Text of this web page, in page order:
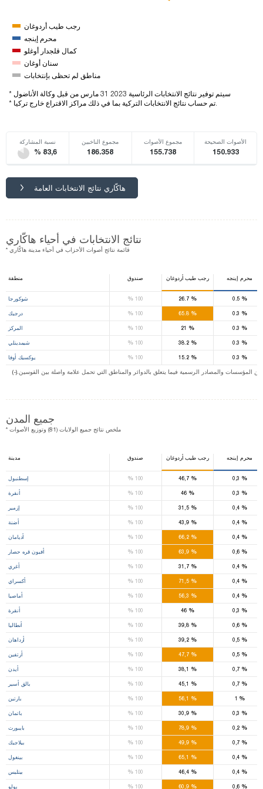
رجب طيب أردوغان
محرم إينجه
كمال قلجدار أوغلو
سنان أوغان
مناطق لم تحظى بإنتخابات
* سيتم توفير نتائج الانتخابات الرئاسية 2023 31 مارس من قبل وكالة الأناضول
* تم حساب نتائج الانتخابات التركية بما في ذلك مراكز الاقتراع خارج تركيا.
نسبة المشاركة
% 83,6
مجموع الناخبين
186.358
مجموع الأصوات
155.738
الأصوات الصحيحة
150.933
هاكّاري نتائج الانتخابات العامة
نتائج الانتخابات في أحياء هاكّاري
* قائمة نتائج أصوات الأحزاب في أحياء مدينة هاكّاري
منطقة صندوق رجب طيب أردوغان محرم إينجه
شوكورجا %100 %
26.7 %
درجيك %100 %
65.8 %
المركز %100 % %
شيمدينلي %100 %
38.2 %
يوكسيك أوفا %100 %
15.2 %
المؤسسات والمصادر الرسمية فيما يتعلق بالدوائر والمناطق التي تحمل علامة واصلة بين القوسين
جميع المدن
* ملخص نتائج جميع الولايات (81) وتوزيع الأصوات
مدينة صندوق رجب طيب أردوغان محرم إينجه
إسطنبول %100 %
46,7 %
أنقرة %100 % %
إزمير %100 %
31,5 %
أضنة %100 %
43,9 %
أديامان %100 %
66,2 %
أفيون قره حصار %100 %
63,9 %
أغري %100 %
31,7 %
أكسراي %100 %
71,5 %
أماصيا %100 % %
أنقرة %100 % %
أنطاليا %100 %
39,8 %
أرداهان %100 %
39,2 %
أرتفين %100 %
47,7 %
أيدن %100 % %
بالق أسير %100 % %
بارتين %100 % %
باتمان %100 %
30,9 %
بايبورت %100 %
78,9 %
بيلاجيك %100 %
49,9 %
بينغول %100 % %
بيتليس %100 %
46,4 %
بولو %100 %
60,9 %